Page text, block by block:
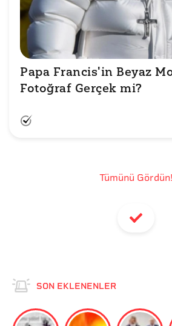
Papa Francis'in Beyaz
Fotoğraf Gerçek mi?
Tümünü Gördün!
SON EKLENENLER